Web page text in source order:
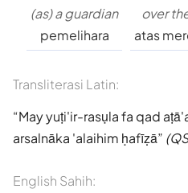
over
atas
(as) a guardian
pemelihara
Transliterasi Latin:
May yuṭi'ir-rasụla fa qad
arsalnāka 'alaihim ḥafīẓā
English Sahih: